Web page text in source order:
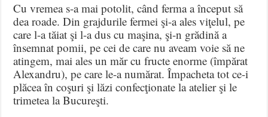
Cu vremea s-a mai potolit, când ferma a început să
dea roade. Din grajdurile fermei şi-a ales viţelul, pe
care l-a tăiat şi l-a dus cu maşina, şi-n grădină a
însemnat pomii, pe cei de care nu aveam voie să ne
atingem, mai ales un măr cu fructe enorme (împărat
Alexandru), pe care le-a numărat. Împacheta tot ce-i
plăcea în coşuri şi lăzi confecţionate la atelier şi le
trimetea la Bucureşti.